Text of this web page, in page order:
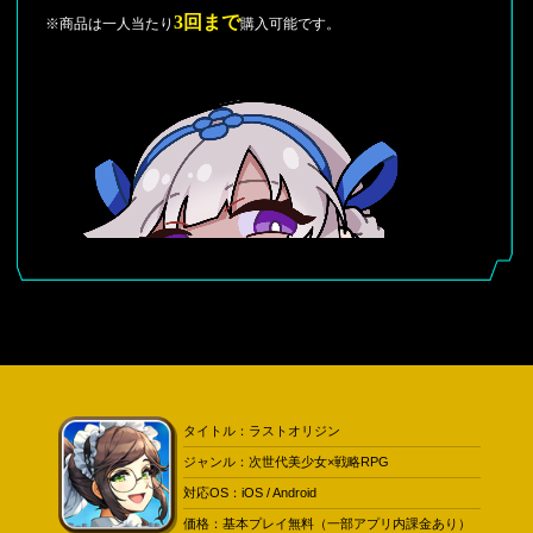
※商品は一人当たり 3回まで購入可能です。
タイトル：ラストオリジン
ジャンル：次世代美少女×戦略RPG
対応OS：iOS / Android
価格：基本プレイ無料（一部アプリ内課金あり）